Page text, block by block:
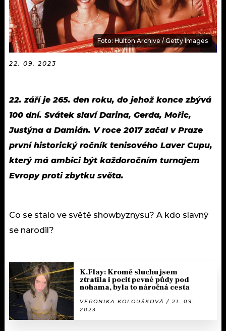
MIX
OSTATNÍ Foto: Hulton Archive / Getty Images
22. 09. 2023
22. září je 265. den roku, do jehož konce zbývá
100 dní. Svátek slaví Darina, Gerda, Mořic,
Justýna a Damián. V roce 2017 začal v Praze
první historický ročník tenisového Laver Cupu,
který má ambici být každoročním turnajem
Evropy proti zbytku světa.
Co se stalo ve světě showbyznysu? A kdo slavný
se narodil?
K.Flay: Kromě sluchu jsem
ztratila i pocit pevné půdy pod
nohama, byla to náročná cesta
VERONIKA KOLOUŠKOVÁ / 21. 09.
2023